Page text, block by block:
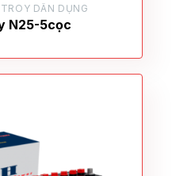
DÂN DỤNG
N25-5cọc